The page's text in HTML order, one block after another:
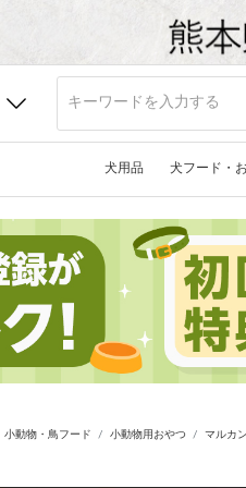
犬用品 犬フード・
小動物・鳥フード 小動物用おやつ マルカ